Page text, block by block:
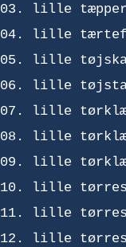
lille
lille
lille
lille
lille
lille
lille
lille
lille
lille